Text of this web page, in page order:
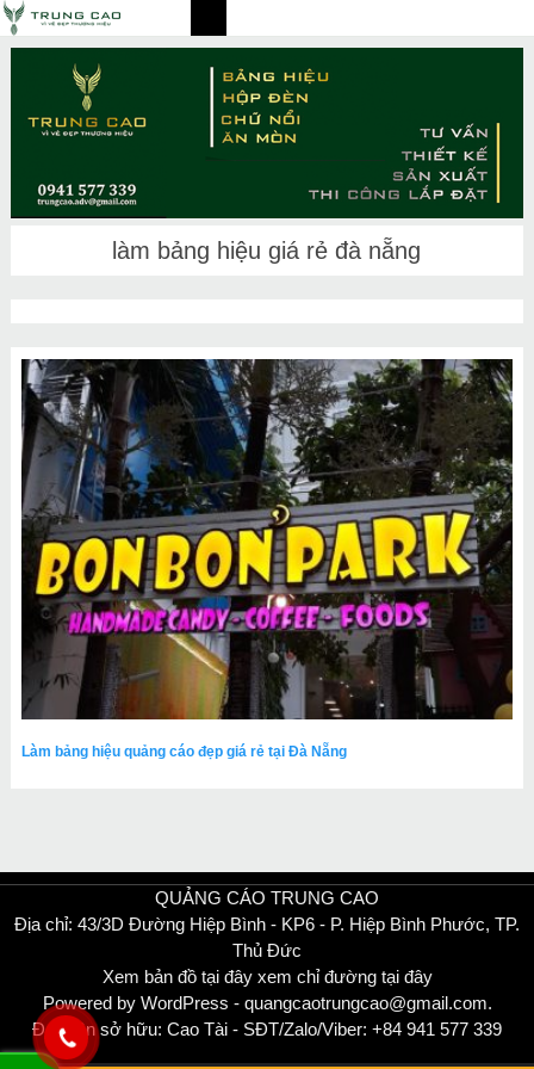
làm bảng hiệu giá rẻ đà nẵng
Làm bảng hiệu quảng cáo đẹp giá rẻ tại Đà Nẵng
QUẢNG CÁO TRUNG CAO
Địa chỉ: 43/3D Đường Hiệp Bình - KP6 - P. Hiệp Bình Phước, TP.
Thủ Đức
Xem bản đồ tại đâyxem chỉ đường tại đây
Powered by WordPress - quangcaotrungcao@gmail.com.
Đại diện sở hữu: Cao Tài - SĐT/Zalo/Viber: +84 941 577 339